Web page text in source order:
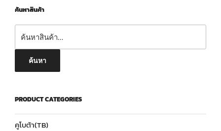
ค้นหาสินค้า
ค้นหา
PRODUCT CATEGORIES
คูโบต้า(TB)